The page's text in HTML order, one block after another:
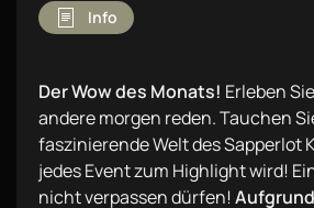
Info
Der Wow des Monats! Erleben
andere morgen reden. Tauchen
faszinierende Welt des Sapperlot
jedes Event zum Highlight wird!
nicht verpassen dürfen!